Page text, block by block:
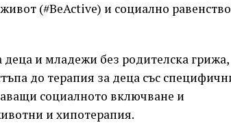
(#BeActive) и социално равенство
и младежи без родителска грижа,
до терапия за деца със
социалното включване и
и хипотерапия.